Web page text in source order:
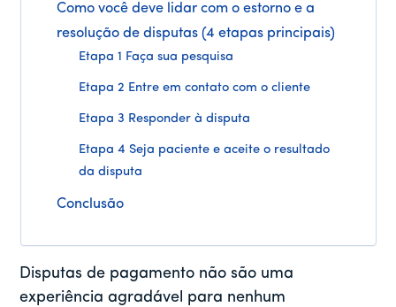
Como você deve lidar com o estorno e a
resolução de disputas (4 etapas principais)
Etapa 1 Faça sua pesquisa
Etapa 2 Entre em contato com o cliente
Etapa 3 Responder à disputa
Etapa 4 Seja paciente e aceite o resultado
da disputa
Conclusão
Disputas de pagamento não são uma
experiência agradável para nenhum